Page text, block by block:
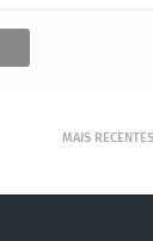
MAIS RECENTES